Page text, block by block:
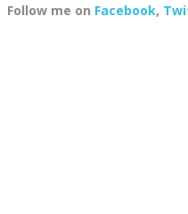
Follow me on Facebook,